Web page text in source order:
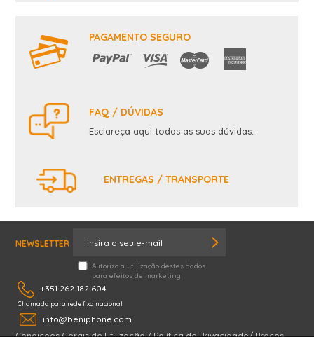
PAGAMENTO SEGURO
FAQ / DÚVIDAS
Esclareça aqui todas as suas dúvidas.
ENTREGAS / TRANSPORTE
NEWSLETTER
Autorizo a utilização destes dados
para efeitos de marketing
+351 262 182 604
Chamada para rede fixa nacional
info@beniphone.com